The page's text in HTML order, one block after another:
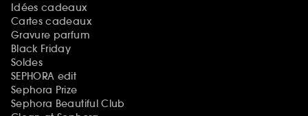
Idées cadeaux
Cartes cadeaux
Gravure parfum
Black Friday
Soldes
SEPHORA edit
Sephora Prize
Sephora Beautiful Club